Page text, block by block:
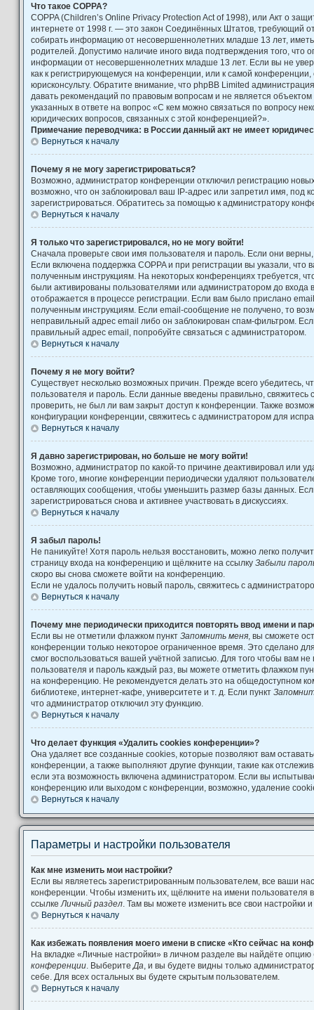
Что такое COPPA?
COPPA (Children’s Online Privacy Protection Act of 1998), или Акт о
интернете от 1998 г. — это закон Соединённых Штатов, требующий
собирать информацию от несовершеннолетних младше 13 лет, иметь
родителей. Допустимо наличие иного вида подтверждения того, что
информации от несовершеннолетних младше 13 лет. Если вы не
как к регистрирующемуся на конференции, или к самой
юрисконсульту. Обратите внимание, что phpBB Limited
давать рекомендаций по правовым вопросам и не является
указанных в ответе на вопрос «С кем можно связаться по вопросу
юридических вопросов, связанных с этой конференцией?».
Примечание переводчика: в России данный акт не имеет
Вернуться к началу
Почему я не могу зарегистрироваться?
Возможно, администратор конференции отключил регистрацию
возможно, что он заблокировал ваш IP-адрес или запретил имя, под
зарегистрироваться. Обратитесь за помощью к администратору
Вернуться к началу
Я только что зарегистрировался, но не могу войти!
Сначала проверьте свои имя пользователя и пароль. Если они
Если включена поддержка COPPA и при регистрации вы указали, что
полученным инструкциям. На некоторых конференциях требуется,
были активированы пользователями или администратором до входа
отображается в процессе регистрации. Если вам было прислано
полученным инструкциям. Если email-сообщение не получено, то
неправильный адрес email либо он заблокирован спам-фильтром.
правильный адрес email, попробуйте связаться с администратором.
Вернуться к началу
Почему я не могу войти?
Существует несколько возможных причин. Прежде всего убедитесь,
пользователя и пароль. Если данные введены правильно, свяжитесь
проверить, не был ли вам закрыт доступ к конференции. Также
конфигурации конференции, свяжитесь с администратором для
Вернуться к началу
Я давно зарегистрирован, но больше не могу войти!
Возможно, администратор по какой-то причине деактивировал или
Кроме того, многие конференции периодически удаляют
оставляющих сообщения, чтобы уменьшить размер базы данных.
зарегистрироваться снова и активнее участвовать в дискуссиях.
Вернуться к началу
Я забыл пароль!
Не паникуйте! Хотя пароль нельзя восстановить, можно легко
страницу входа на конференцию и щёлкните на ссылку Забыли
скоро вы снова сможете войти на конференцию.
Если не удалось получить новый пароль, свяжитесь с
Вернуться к началу
Почему мне периодически приходится повторять ввод имени и
Если вы не отметили флажком пункт Запомнить меня , вы сможете
конференции только некоторое ограниченное время. Это сделано
смог воспользоваться вашей учётной записью. Для того чтобы вам
пользователя и пароль каждый раз, вы можете отметить флажком
на конференцию. Не рекомендуется делать это на общедоступном
библиотеке, интернет-кафе, университете и т. д. Если пункт
что администратор отключил эту функцию.
Вернуться к началу
Что делает функция «Удалить cookies конференции»?
Она удаляет все созданные cookies, которые позволяют вам
конференции, а также выполняют другие функции, такие как
если эта возможность включена администратором. Если вы
конференцию или выходом с конференции, возможно, удаление
Вернуться к началу
Параметры и настройки пользователя
Как мне изменить мои настройки?
Если вы являетесь зарегистрированным пользователем, все ваши
конференции. Чтобы изменить их, щёлкните на имени пользователя
ссылке Личный раздел . Там вы можете изменить все свои настройки
Вернуться к началу
Как избежать появления моего имени в списке «Кто сейчас на
На вкладке «Личные настройки» в личном разделе вы найдёте опцию
конференции . Выберите Да , и вы будете видны только
себе. Для всех остальных вы будете скрытым пользователем.
Вернуться к началу